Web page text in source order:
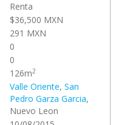
Renta
$36,500 MXN
291 MXN
0
0
126m2
Valle Oriente, San
Pedro Garza Garci­a,
Nuevo Leon